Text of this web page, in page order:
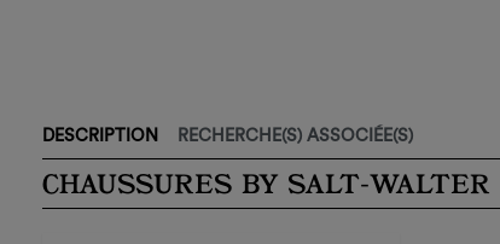
DESCRIPTION RECHERCHE(S) ASSOCIÉE(S)
CHAUSSURES BY SALT-WALTER